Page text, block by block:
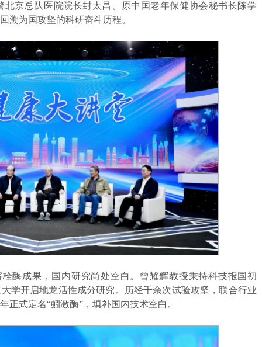
京总队医院院长封太昌、原中国老年保健协会秘书长陈学
溯为国攻坚的科研奋斗历程。
酶成果，国内研究尚处空白。曾耀辉教授秉持科技报国初
学开启地龙活性成分研究。历经千余次试验攻坚，联合行业
正式定名“蚓激酶”，填补国内技术空白。